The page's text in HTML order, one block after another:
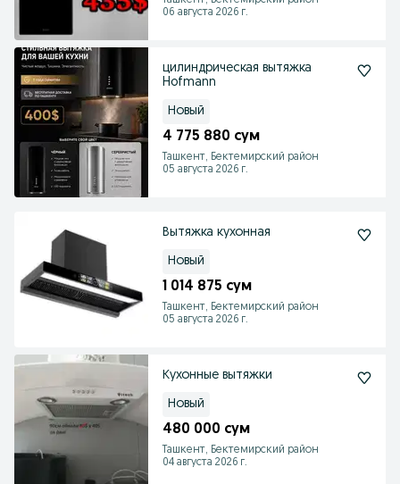
06 августа 2026 г.
цилиндрическая вытяжка
Hofmann
Новый
4 775 880 сум
Ташкент, Бектемирский район
05 августа 2026 г.
Вытяжка кухонная
Новый
1 014 875 сум
Ташкент, Бектемирский район
05 августа 2026 г.
Кухонные вытяжки
Новый
480 000 сум
Ташкент, Бектемирский район
04 августа 2026 г.